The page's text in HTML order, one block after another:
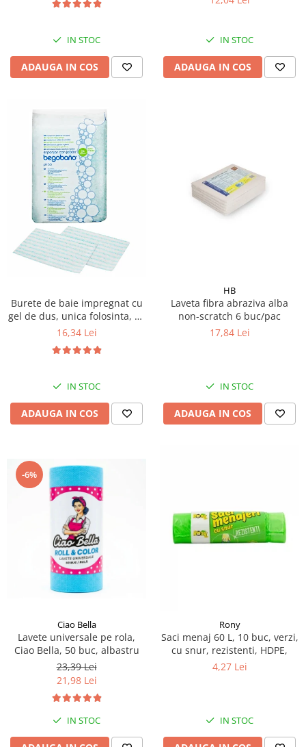
IN STOC
ADAUGA IN COS
IN STOC
ADAUGA IN COS
Burete de baie impregnat cu
gel de dus, unica folosinta, 24
buc/ pachet
16,34 Lei
IN STOC
ADAUGA IN COS
HB
Laveta fibra abraziva alba
non-scratch 6 buc/pac
17,84 Lei
IN STOC
ADAUGA IN COS
-6%
Ciao Bella
Lavete universale pe rola,
Ciao Bella, 50 buc, albastru
23,39 Lei
21,98 Lei
IN STOC
Rony
Saci menaj 60 L, 10 buc, verzi,
cu snur, rezistenti, HDPE,
4,27 Lei
IN STOC